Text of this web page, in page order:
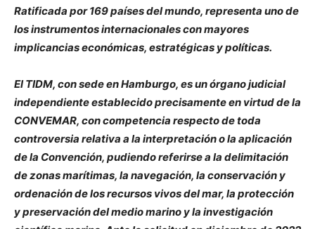
Ratificada por 169 países del mundo, representa uno de
los instrumentos internacionales con mayores
implicancias económicas, estratégicas y políticas.
El TIDM, con sede en Hamburgo, es un órgano judicial
independiente establecido precisamente en virtud de la
CONVEMAR, con competencia respecto de toda
controversia relativa a la interpretación o la aplicación
de la Convención, pudiendo referirse a la delimitación
de zonas marítimas, la navegación, la conservación y
ordenación de los recursos vivos del mar, la protección
y preservación del medio marino y la investigación